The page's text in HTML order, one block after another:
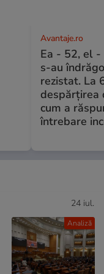
Avantaje.ro
Ea - 52, el -
s-au
rezistat. La
despărțirea
cum a
întrebare
Analiză
24 iul.